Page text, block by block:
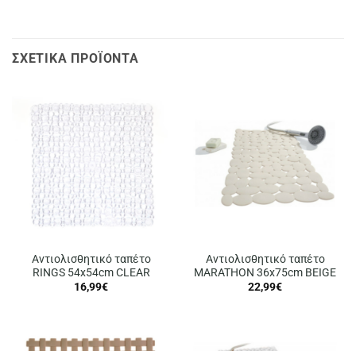
ΣΧΕΤΙΚΆ ΠΡΟΪΌΝΤΑ
Αντιολισθητικό ταπέτο
RINGS 54x54cm CLEAR
16,99€
Αντιολισθητικό ταπέτο
MARATHON 36x75cm BEIGE
22,99€